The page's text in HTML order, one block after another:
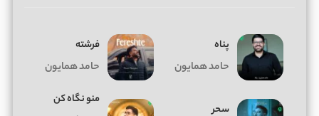
پناه
حامد همایون
فرشته
حامد همایون
سحر
منو نگاه کن